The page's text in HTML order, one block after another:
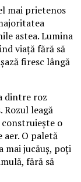
mai prietenos
astea. Lumina
viață fără să
firesc lângă
dintre roz
Rozul leagă
o
O paletă
mai jucăuș, poți
fără să